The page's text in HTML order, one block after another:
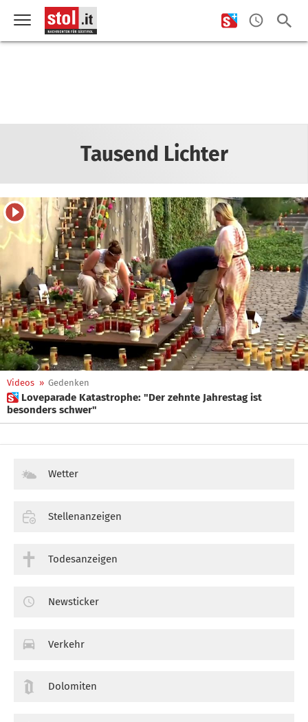
Tausend Lichter
Videos » Gedenken
 Loveparade Katastrophe: "Der zehnte Jahrestag ist
besonders schwer"
Wetter
Stellenanzeigen
Todesanzeigen
Newsticker
Verkehr
Dolomiten